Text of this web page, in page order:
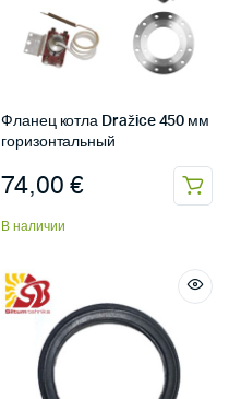
Фланец котла Dražice 450 мм
горизонтальный
74,00 €
В наличии